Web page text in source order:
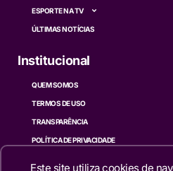
ESPORTE NA TV
ÚLTIMAS NOTÍCIAS
Institucional
QUEM SOMOS
TERMOS DE USO
TRANSPARÊNCIA
POLÍTICA DE PRIVACIDADE
Este site utiliza cookies de